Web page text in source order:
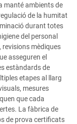
manté ambients de
de la humitat
durant totes
del personal
mèdiques
asseguren el
estàndards de
etapes al llarg
mesures
que cada
La fàbrica de
de prova certificats